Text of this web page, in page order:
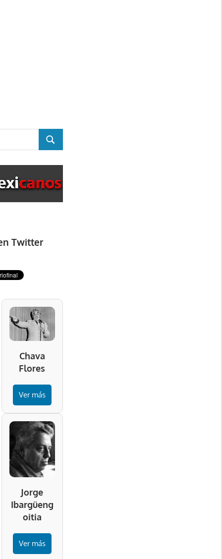
BUSCAR
Twitter
Chava
Flores
Ver más
Jorge
Ibargüeng
oitia
Ver más